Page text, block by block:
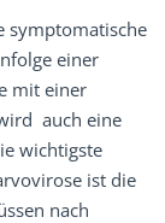
symptomatische
einer
mit einer
auch eine
wichtigste
ist die
nach